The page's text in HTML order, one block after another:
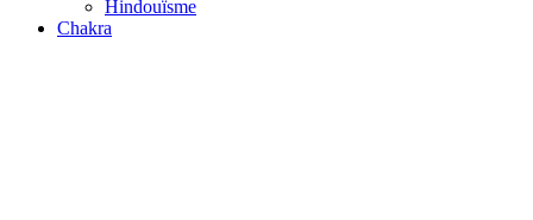
Hindouïsme
Chakra